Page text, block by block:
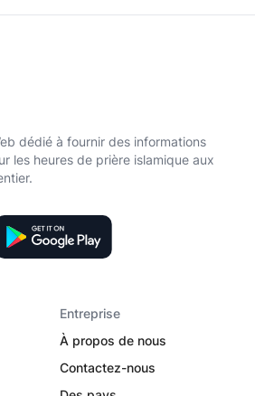
dédié à fournir des informations
les heures de prière islamique aux
Entreprise
À propos de nous
Contactez-nous